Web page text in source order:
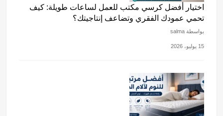
اختيار أفضل كرسي مكتب للعمل لساعات طويلة: كيف
تحمي عمودك الفقري وتضاعف إنتاجيتك؟
بواسطة salma
15 يوليو، 2026